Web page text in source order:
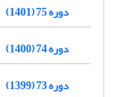
دوره 75 (1401)
دوره 74 (1400)
دوره 73 (1399)